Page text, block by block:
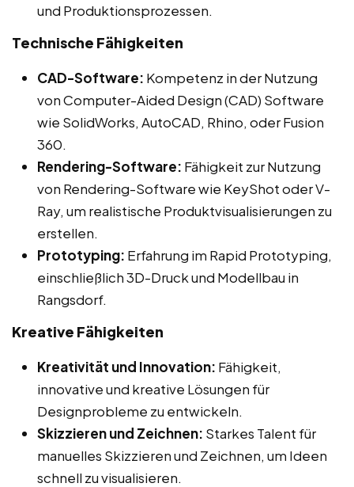
und Produktionsprozessen.
Technische Fähigkeiten
CAD-Software: Kompetenz in der Nutzung
von Computer-Aided Design (CAD) Software
wie SolidWorks, AutoCAD, Rhino, oder Fusion
360.
Rendering-Software: Fähigkeit zur Nutzung
von Rendering-Software wie KeyShot oder V-
Ray, um realistische Produktvisualisierungen zu
erstellen.
Prototyping: Erfahrung im Rapid Prototyping,
einschließlich 3D-Druck und Modellbau in
Rangsdorf.
Kreative Fähigkeiten
Kreativität und Innovation: Fähigkeit,
innovative und kreative Lösungen für
Designprobleme zu entwickeln.
Skizzieren und Zeichnen: Starkes Talent für
manuelles Skizzieren und Zeichnen, um Ideen
schnell zu visualisieren.